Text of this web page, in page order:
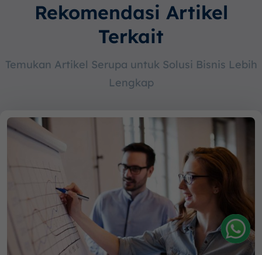
Rekomendasi Artikel
Terkait
Temukan Artikel Serupa untuk Solusi Bisnis Lebih
Lengkap
Amelia